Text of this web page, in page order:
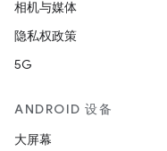
相机与媒体
隐私权政策
5G
ANDROID 设备
大屏幕